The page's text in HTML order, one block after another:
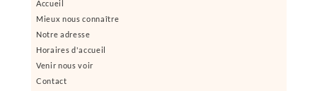
Accueil
Mieux nous connaître
Notre adresse
Horaires d'accueil
Venir nous voir
Contact